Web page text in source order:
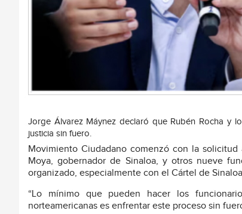
Jorge Álvarez Máynez declaró que Rubén Rocha y
justicia sin fuero.
Movimiento Ciudadano comenzó con la
Moya, gobernador de Sinaloa, y otros nueve
organizado, especialmente con el Cártel de
“Lo mínimo que pueden hacer los
norteamericanas es enfrentar este proceso sin